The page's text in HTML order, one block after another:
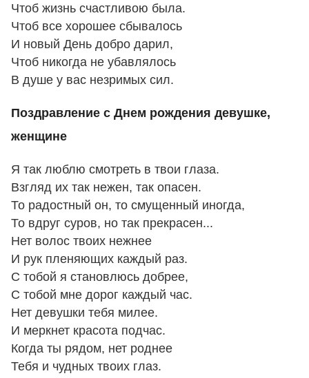
Чтоб жизнь счастливою была.
Чтоб все хорошее сбывалось
И новый День добро дарил,
Чтоб никогда не убавлялось
В душе у вас незримых сил.
Поздравление с Днем рождения девушке,
женщине
Я так люблю смотреть в твои глаза.
Взгляд их так нежен, так опасен.
То радостный он, то смущенный иногда,
То вдруг суров, но так прекрасен...
Нет волос твоих нежнее
И рук пленяющих каждый раз.
С тобой я становлюсь добрее,
С тобой мне дорог каждый час.
Нет девушки тебя милее.
И меркнет красота подчас.
Когда ты рядом, нет роднее
Тебя и чудных твоих глаз.